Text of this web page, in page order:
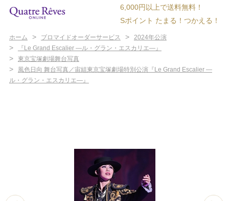
6,000円以上で送料無料！
Sポイント たまる！つかえる！
ホーム > ブロマイドオーダーサービス > 2024年公演
> 『Le Grand Escalier ―ル・グラン・エスカリエ―』
> 東京宝塚劇場舞台写真
>
風色日向 舞台写真／宙組東京宝塚劇場特別公演『Le Grand Escalier ―
ル・グラン・エスカリエ―』